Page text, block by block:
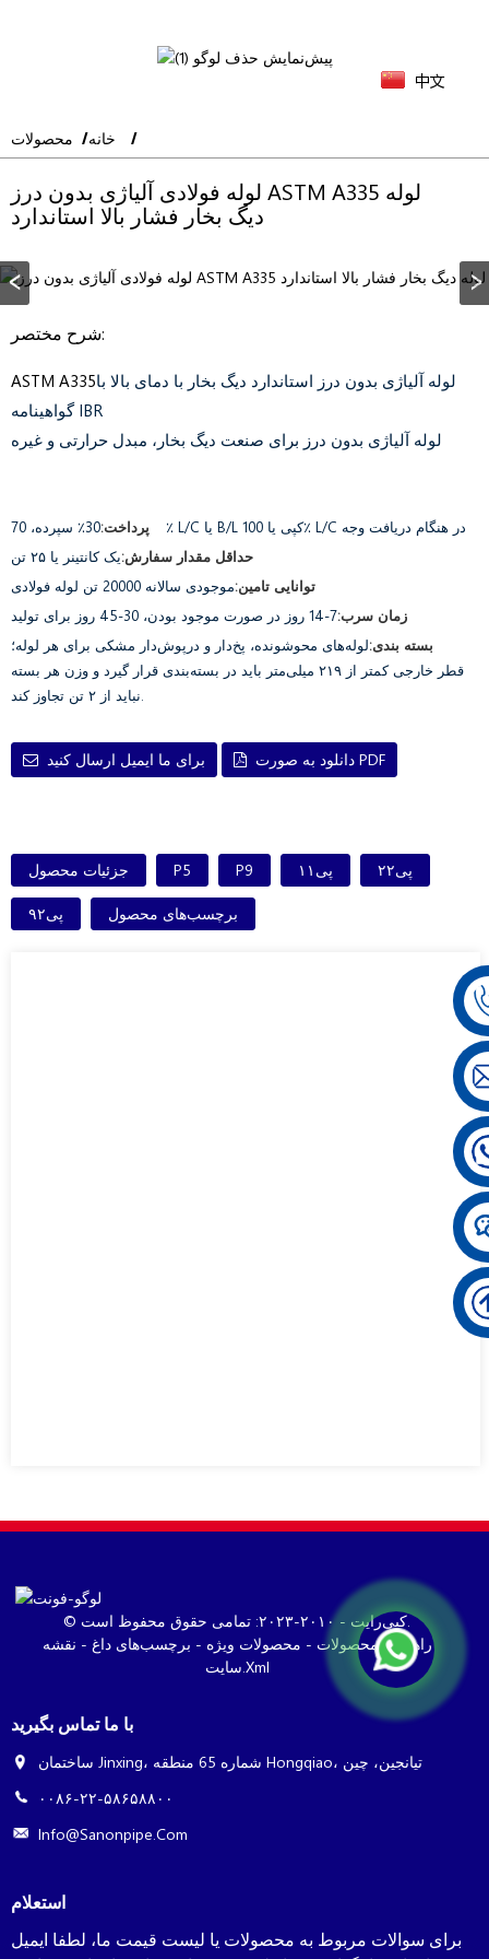
中文
خانه محصولات
لوله فولادی آلیاژی بدون درز ASTM A335 لوله
دیگ بخار فشار بالا استاندارد
شرح مختصر:
ASTM A335لوله آلیاژی بدون درز استاندارد دیگ بخار با دمای بالا با
گواهینامه IBR
لوله آلیاژی بدون درز برای صنعت دیگ بخار، مبدل حرارتی و غیره
پرداخت:
30٪ سپرده، 70٪ L/C یا B/L کپی یا 100٪ L/C در هنگام دریافت وجه
حداقل مقدار سفارش:یک کانتینر یا ۲۵ تن
توانایی تامین:موجودی سالانه 20000 تن لوله فولادی
زمان سرب:7-14 روز در صورت موجود بودن، 30-45 روز برای تولید
بسته بندی:لوله‌های محوشونده، پخ‌دار و درپوش‌دار مشکی برای هر لوله؛
قطر خارجی کمتر از ۲۱۹ میلی‌متر باید در بسته‌بندی قرار گیرد و وزن هر بسته
برای ما ایمیل ارسال کنید دانلود به صورت PDF
جزئیات محصول P5 P9 پی۱۱ پی۲۲
پی۹۲ برچسب‌های محصول
© کپی‌رایت - ۲۰۱۰-۲۰۲۳: تمامی حقوق محفوظ است.
راهنمای محصولات - محصولات ویژه - برچسب‌های داغ - نقشه
سایت.xml
با ما تماس بگیرید
ساختمان Jinxing، شماره 65 منطقه Hongqiao، تیانجین، چین
۰۰۸۶-۲۲-۵۸۶۵۸۸۰۰
Info@sanonpipe.com
استعلام
برای سوالات مربوط به محصولات یا لیست قیمت ما، لطفا ایمیل